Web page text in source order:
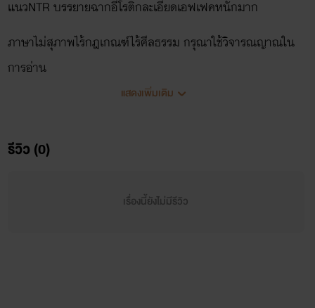
แนวNTR บรรยายฉากอีโรติกละเอียดเอฟเฟคหนักมาก
ภาษาไม่สุภาพไร้กฎเกณฑ์ไร้ศีลธรรม กรุณาใช้วิจารณญาณใน
การอ่าน
คำแนะนำเด็กต่ำกว่า 18 ไม่ควรเข้ามาอ่านโดยเด็ดขาด
รีดที่สนใจนิยายแนวนี้ เข้ามาอ่านแล้วไม่สบายใจกรุณาหยุดอ่าน
งดดราม่าไรท์เตือนคุณแล้ว ถ้าชอบก็กดไลค์กดแชร์ เพื่อเป็น
แสดงเพิ่มเติม
รีวิว (0)
เรื่องนี้ยังไม่มีรีวิว